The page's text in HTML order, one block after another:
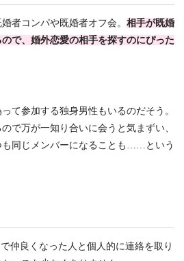
者コンパや既婚者オフ会。 相手が既婚
で、婚外恋愛の相手を探すのにぴった
て参加する独身男性もいるのだそう。
で万が一知り合いに会うと気まずい、
も同じメンバーになることも……という
仲良くなった人と個人的に連絡を取り